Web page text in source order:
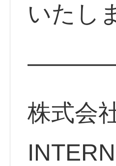
いたし
株式会